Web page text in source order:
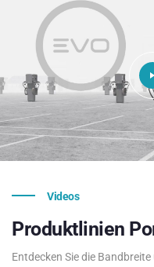
Videos
Produktlinien
Entdecken Sie die